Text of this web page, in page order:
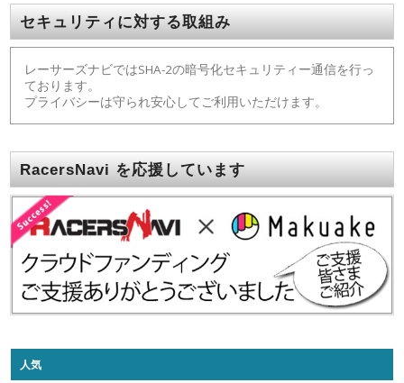
セキュリティに対する取組み
レーサーズナビではSHA-2の暗号化セキュリティー通信を行っ
ております。
プライバシーは守られ安心してご利用いただけます。
RacersNavi を応援しています
人気